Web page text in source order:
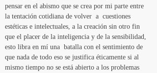
pensar en el abismo que se crea por mi parte entre
la tentación cotidiana de volver  a  cuestiones
estéticas e intelectuales, a la creación sin otro fin
que el placer de la inteligencia y de la sensibilidad,
esto libra en mí una  batalla con el sentimiento de
que nada de todo eso se justifica éticamente si al
mismo tiempo no se está abierto a los problemas